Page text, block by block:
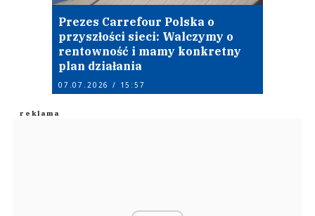
Prezes Carrefour Polska o
przyszłości sieci: Walczymy o
rentowność i mamy konkretny
plan działania
07.07.2026 / 15:57